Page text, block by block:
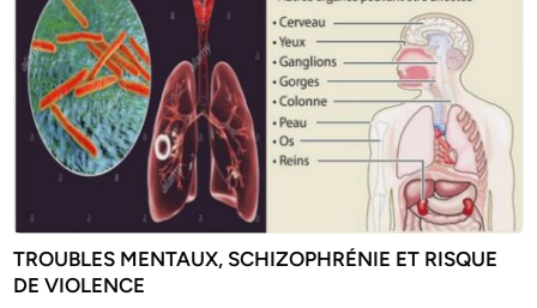
TROUBLES MENTAUX, SCHIZOPHRÉNIE ET RISQUE
DE VIOLENCE